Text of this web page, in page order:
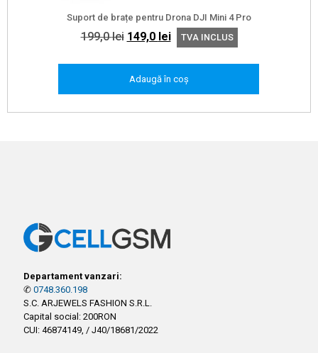
Suport de brațe pentru Drona DJI Mini 4 Pro
199,0lei Prețul
fost:
149,0 leiPrețul
curent
149,0 lei.
TVA INCLUS
Adaugă în coș
Departament vanzari:
✆ 0748.360.198
S.C. ARJEWELS FASHION S.R.L.
Capital social: 200RON
CUI: 46874149, / J40/18681/2022